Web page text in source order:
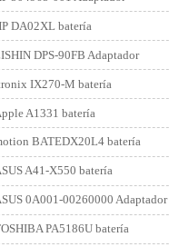
DA02XL batería
DPS-90FB Adaptador
IX270-M batería
A1331 batería
BATEDX20L4 batería
A41-X550 batería
0A001-00260000 Adaptador
PA5186U batería